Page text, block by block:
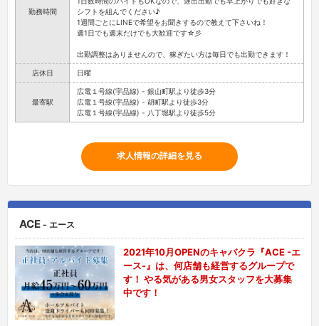
勤務時間
シフトを組んでください♪
1週間ごとにLINEで希望をお聞きするので教えて下さいね！
週1日でも週末だけでも大歓迎です☆彡
出勤調整はありませんので、稼ぎたい方は毎日でも出勤できます！
店休日 日曜
最寄駅
広電１号線(宇品線) - 銀山町駅より徒歩3分
広電１号線(宇品線) - 胡町駅より徒歩3分
広電１号線(宇品線) - 八丁堀駅より徒歩5分
求人情報の詳細を見る
ACE - エース
2021年10月OPENのキャバクラ『ACE -エ
ース-』は、何店舗も経営するグループで
す！ やる気がある男女スタッフを大募集
中です！